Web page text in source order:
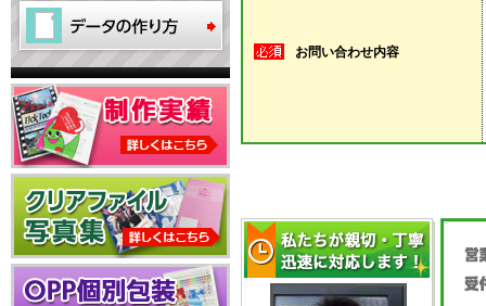
お問い合わせ内容